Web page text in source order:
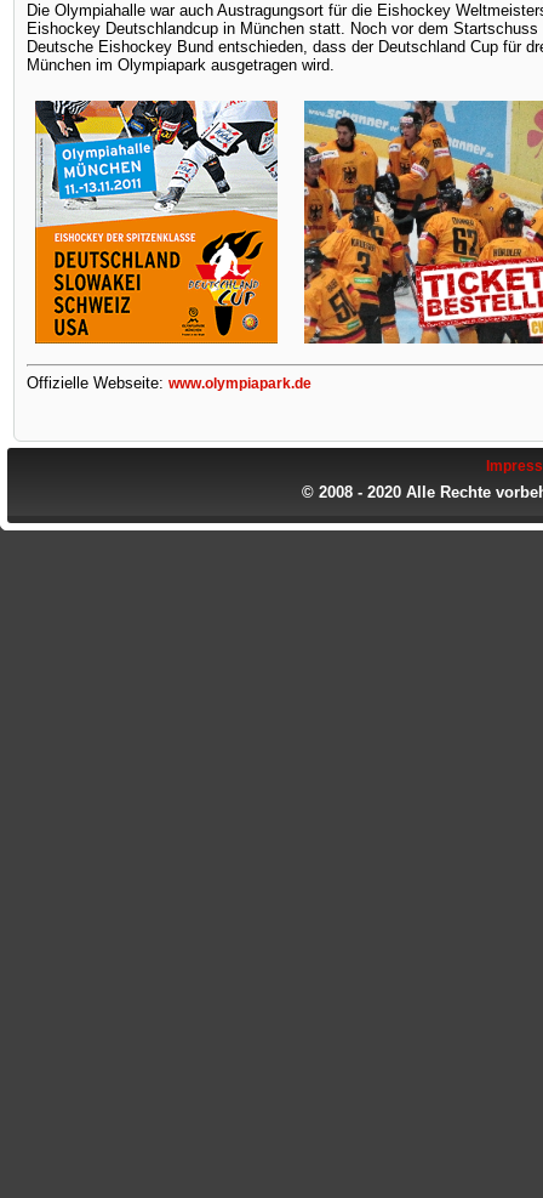
Die Olympiahalle war auch Austragungsort für die Eishockey
Eishockey Deutschlandcup in München statt. Noch vor dem
Deutsche Eishockey Bund entschieden, dass der Deutschland Cup für
München im Olympiapark ausgetragen wird.
Offizielle Webseite: www.olympiapark.de
© 2008 - 2020 Alle Rechte